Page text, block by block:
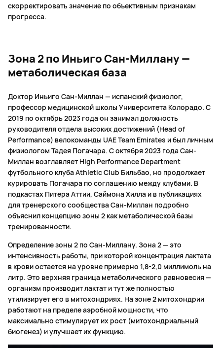
скорректировать значение по объективным признакам
прогресса.
Зона 2 по Иньиго Сан-Миллану —
метаболическая база
Доктор Иньиго Сан-Миллан — испанский физиолог,
профессор медицинской школы Университета Колорадо. С
2019 по октябрь 2023 года он занимал должность
руководителя отдела высоких достижений (Head of
Performance) велокоманды UAE Team Emirates и был личным
физиологом Тадея Погачара. С октября 2023 года Сан-
Миллан возглавляет High Performance Department
футбольного клуба Athletic Club Бильбао, но продолжает
курировать Погачара по соглашению между клубами. В
подкастах Питера Аттии, Саймона Хилла и в публикациях
для тренерского сообщества Сан-Миллан подробно
объяснил концепцию зоны 2 как метаболической базы
тренированности.
Определение зоны 2 по Сан-Миллану. Зона 2 — это
интенсивность работы, при которой концентрация лактата
в крови остается на уровне примерно 1,8-2,0 миллимоль на
литр. Это верхняя граница метаболического равновесия —
организм производит лактат и тут же полностью
утилизирует его в митохондриях. На зоне 2 митохондрии
работают на пределе аэробной мощности, что
максимально стимулирует их рост (митохондриальный
биогенез) и улучшает их функцию.